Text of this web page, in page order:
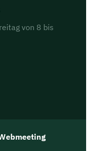
von 8 bis